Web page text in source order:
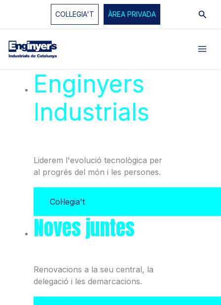
COL·LEGIA'T ÀREA PRIVADA
Enginyers
Industrials
Liderem l'evolució tecnològica per
al progrés del món i les persones.
Col·legia't
Noves juntes
Renovacions a la seu central, la
delegació i les demarcacions.